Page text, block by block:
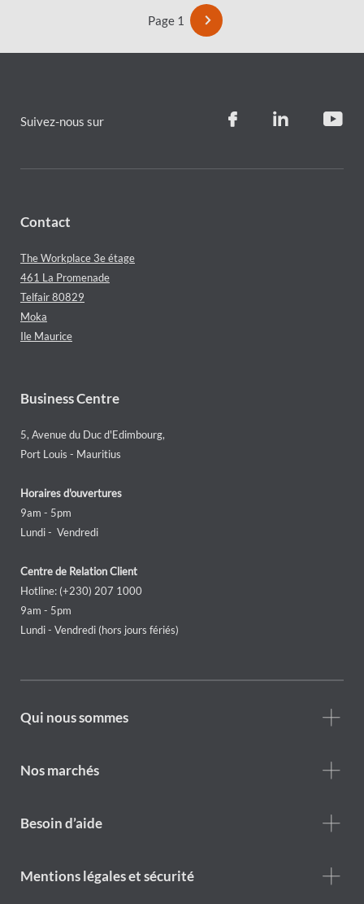
Page 1
Next
page
Suivez-nous sur
Contact
The Workplace 3e étage
461 La Promenade
Telfair 80829
Moka
Ile Maurice
Business Centre
5, Avenue du Duc d'Edimbourg,
Port Louis - Mauritius
Horaires d'ouvertures
9am - 5pm
Lundi - Vendredi
Centre de Relation Client
Hotline: (+230) 207 1000
9am - 5pm
Lundi - Vendredi (hors jours fériés)
Footer
are
Qui nous sommes
Nos marchés
Footer
Besoin d’aide
Footer
Mentions légales et sécurité